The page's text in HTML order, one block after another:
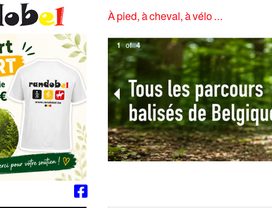
À pied, à cheval, à vélo ...
1 of 4